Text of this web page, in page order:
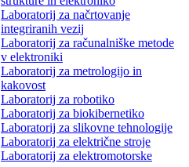
Laboratorij za načrtovanje
integriranih vezij
Laboratorij za računalniške metode
v elektroniki
Laboratorij za metrologijo in
kakovost
Laboratorij za robotiko
Laboratorij za biokibernetiko
Laboratorij za slikovne tehnologije
Laboratorij za električne stroje
Laboratorij za elektromotorske